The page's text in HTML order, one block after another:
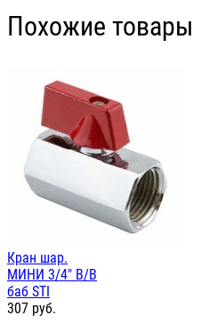
Похожие товары
Кран шар.
МИНИ 3/4" В/В
баб STI
307 руб.